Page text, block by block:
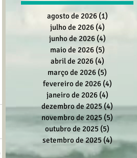
agosto de 2026 (1)
julho de 2026 (4)
junho de 2026 (4)
maio de 2026 (5)
abril de 2026 (4)
março de 2026 (5)
fevereiro de 2026 (4)
janeiro de 2026 (4)
dezembro de 2025(4)4 posts
novembro de 2025 (5) 5 posts
outubro de 2025 (5)
setembro de 2025(4)4 posts